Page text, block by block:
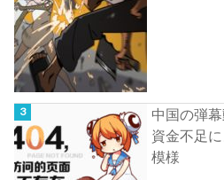
中国の弾
資金不足
模様